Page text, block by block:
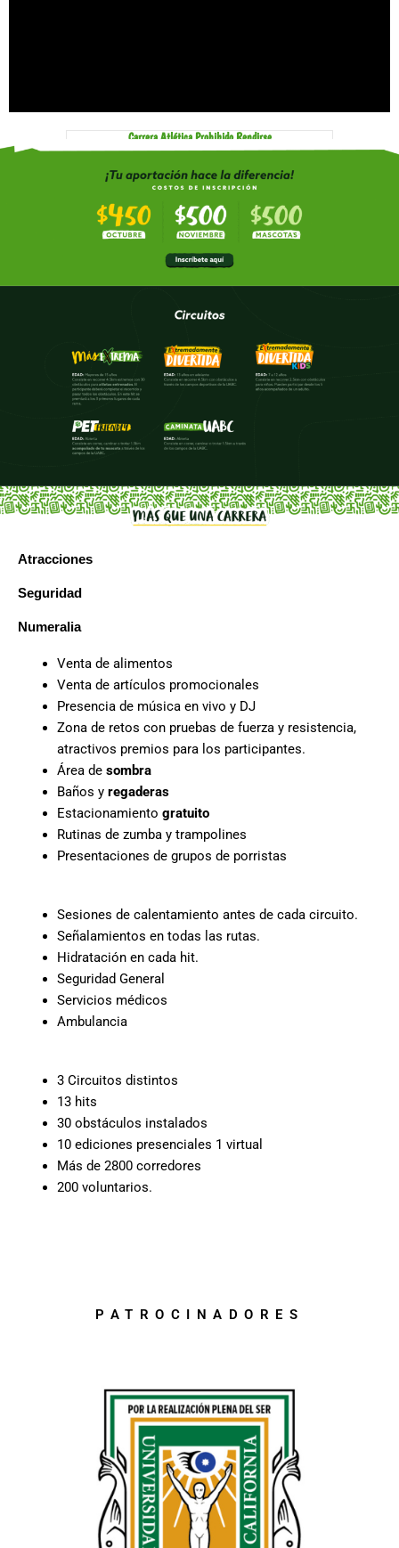
Atracciones
Seguridad
Numeralia
Venta de alimentos
Venta de artículos promocionales
Presencia de música en vivo y DJ
Zona de retos con pruebas de fuerza y resistencia,
atractivos premios para los participantes.
Área de sombra
Baños y regaderas
Estacionamiento gratuito
Rutinas de zumba y trampolines
Presentaciones de grupos de porristas
Sesiones de calentamiento antes de cada circuito.
Señalamientos en todas las rutas.
Hidratación en cada hit.
Seguridad General
Servicios médicos
Ambulancia
3 Circuitos distintos
13 hits
30 obstáculos instalados
10 ediciones presenciales 1 virtual
Más de 2800 corredores
200 voluntarios.
PATROCINADORES